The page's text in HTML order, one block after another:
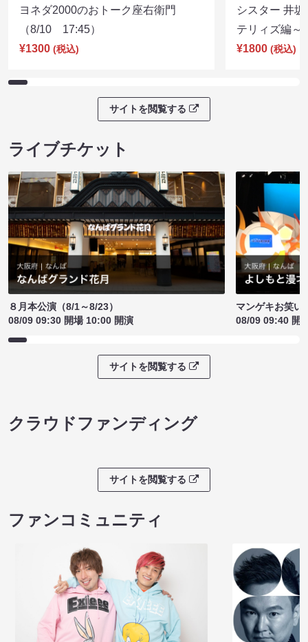
ヨネダ2000のおトーク座右衛門
（8/10 17:45）
¥1300 (税込)
シスター 井
テリィズ編
¥1800 (税込)
サイトを閲覧する
ライブチケット
８月本公演（8/1～8/23）
08/09 09:30 開場 10:00 開演
マンゲキお笑い
08/09 09:40 開
サイトを閲覧する
クラウドファンディング
サイトを閲覧する
ファンコミュニティ